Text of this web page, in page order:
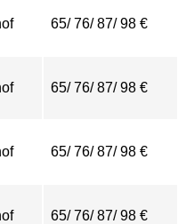
65/ 76/ 87/ 98 €
65/ 76/ 87/ 98 €
65/ 76/ 87/ 98 €
65/ 76/ 87/ 98 €